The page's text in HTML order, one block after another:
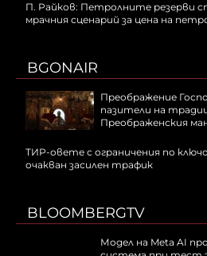
П. Райков: Петролните резерви
мрачния сценарий за цена на
BGONAIR
Преображение
пазители на
Преображенския
ТИР-овете с ограничения по
очакван засилен трафик
BLOOMBERGTV
Модел на Meta AI